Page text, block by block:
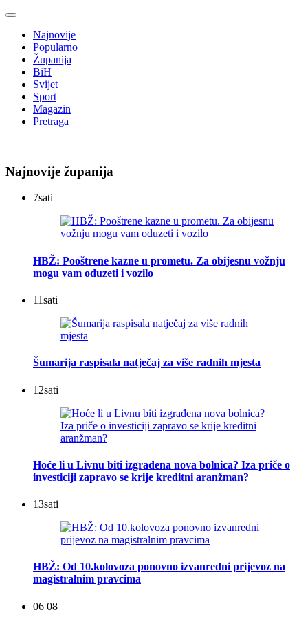
Najnovije
Popularno
Županija
BiH
Svijet
Sport
Magazin
Pretraga
Najnovije županija
7sati
HBŽ: Pooštrene kazne u prometu. Za obijesnu vožnju
mogu vam oduzeti i vozilo
11sati
Šumarija raspisala natječaj za više radnih mjesta
12sati
Hoće li u Livnu biti izgrađena nova bolnica? Iza priče o
investiciji zapravo se krije kreditni aranžman?
13sati
HBŽ: Od 10.kolovoza ponovno izvanredni prijevoz na
magistralnim pravcima
06 08